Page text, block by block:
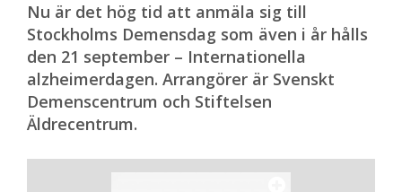
Nu är det hög tid att anmäla sig till
Stockholms Demensdag som även i år hålls
den 21 september – Internationella
alzheimerdagen. Arrangörer är Svenskt
Demenscentrum och Stiftelsen
Äldrecentrum.